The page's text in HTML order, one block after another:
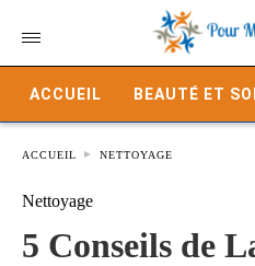
ACCUEIL BEAUTÉ ET
ACCUEIL NETTOYAGE
Nettoyage
5 Conseils de